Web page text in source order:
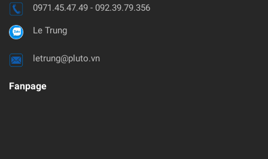
0971.45.47.49 - 092.39.79.356
Le Trung
letrung@pluto.vn
Fanpage